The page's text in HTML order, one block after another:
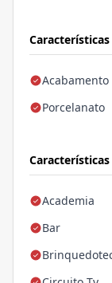
Acabamento
Porcelanato
Academia
Bar